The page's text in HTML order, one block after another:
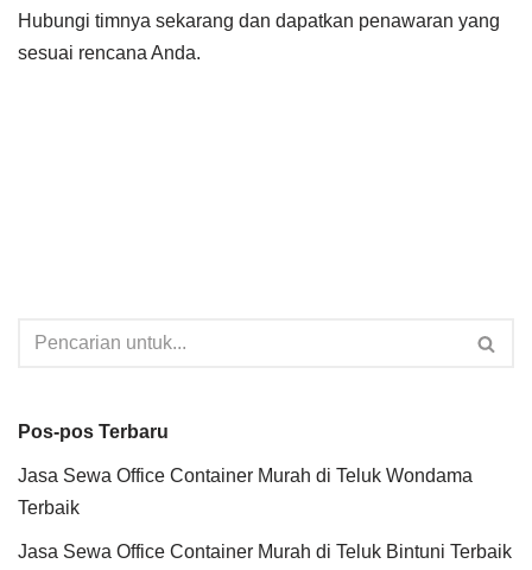
Hubungi timnya sekarang dan dapatkan penawaran yang
sesuai rencana Anda.
Pos-pos Terbaru
Jasa Sewa Office Container Murah di Teluk Wondama
Terbaik
Jasa Sewa Office Container Murah di Teluk Bintuni Terbaik